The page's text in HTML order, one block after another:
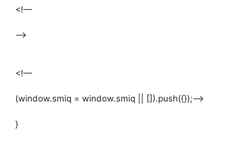
<!—
—>
<!—
(window.smiq = window.smiq || []).push({});—>
}